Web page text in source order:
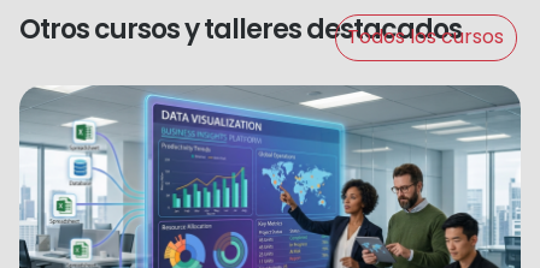
Otros cursos y talleres destacados
Todos los cursos